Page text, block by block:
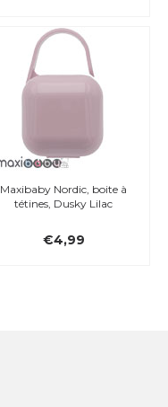
Maxibaby Nordic, boite à
tétines, Dusky Lilac
€4,99